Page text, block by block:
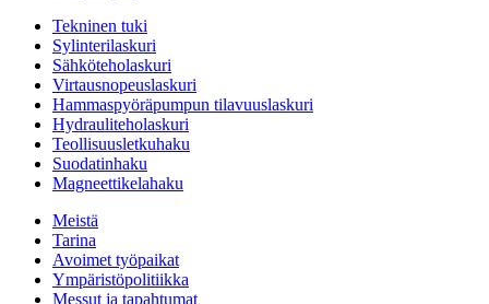
Tekninen tuki
Sylinterilaskuri
Sähköteholaskuri
Virtausnopeuslaskuri
Hammaspyöräpumpun tilavuuslaskuri
Hydrauliteholaskuri
Teollisuusletkuhaku
Suodatinhaku
Magneettikelahaku
Meistä
Tarina
Avoimet työpaikat
Ympäristöpolitiikka
Messut ja tapahtumat